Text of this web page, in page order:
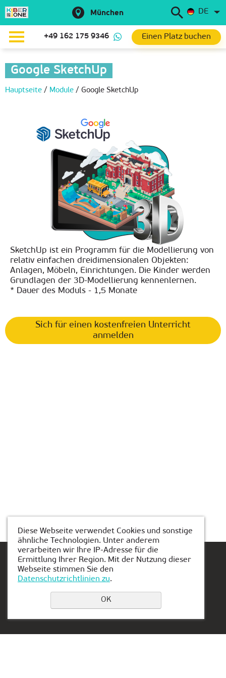
München DE
+49 162 175 9346 Einen Platz buchen
Google SketchUp
Hauptseite / Module / Google SketchUp
SketchUp ist ein Programm für die Modellierung von
relativ einfachen dreidimensionalen Objekten:
Anlagen, Möbeln, Einrichtungen. Die Kinder werden
Grundlagen der 3D-Modellierung kennenlernen.
* Dauer des Moduls - 1,5 Monate
Sich für einen kostenfreien Unterricht
anmelden
Einen Platz buchen
Diese Webseite verwendet Cookies und sonstige
ähnliche Technologien. Unter anderem
verarbeiten wir Ihre IP-Adresse für die
Ermittlung Ihrer Region. Mit der Nutzung dieser
Webseite stimmen Sie den
Datenschutzrichtlinien zu.
OK